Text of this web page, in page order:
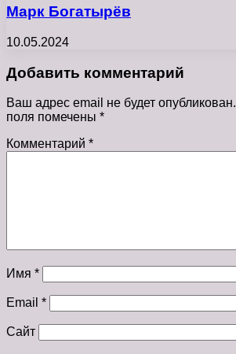
Марк Богатырёв
10.05.2024
Добавить комментарий
Ваш адрес email не будет опубликован.
поля помечены *
Комментарий *
Имя *
Email *
Сайт